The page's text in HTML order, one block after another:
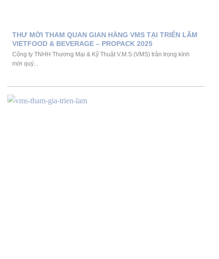
THƯ MỜI THAM QUAN GIAN HÀNG VMS TẠI TRIỂN LÃM
VIETFOOD & BEVERAGE – PROPACK 2025
Công ty TNHH Thương Mại & Kỹ Thuật V.M.S (VMS) trân trọng kính
mời quý...